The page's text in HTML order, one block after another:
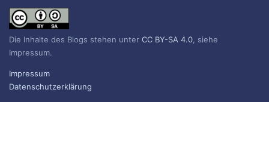
Die Inhalte des Blogs stehen unter CC BY-SA 4.0 , siehe
Impressum.
Impressum
Datenschutzerklärung